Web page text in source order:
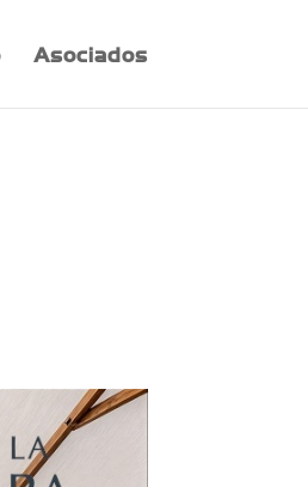
Asociados